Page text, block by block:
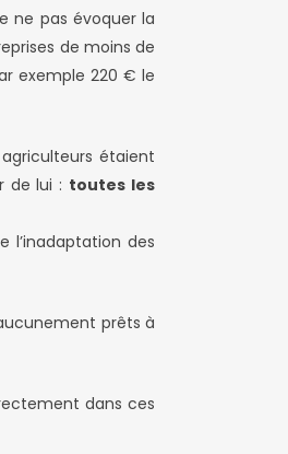
ne pas évoquer la
de moins de
exemple 220 € le
étaient
de lui : toutes les
des
prêts à
dans ces